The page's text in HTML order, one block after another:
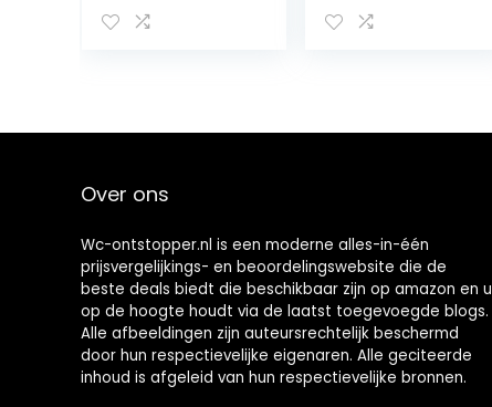
4 Vervangbare
chap Duurzaam
Over ons
Wc-ontstopper.nl is een moderne alles-in-één
prijsvergelijkings- en beoordelingswebsite die de
beste deals biedt die beschikbaar zijn op amazon en u
op de hoogte houdt via de laatst toegevoegde blogs.
Alle afbeeldingen zijn auteursrechtelijk beschermd
door hun respectievelijke eigenaren. Alle geciteerde
inhoud is afgeleid van hun respectievelijke bronnen.